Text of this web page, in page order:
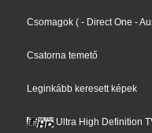
Csomagok (- Direct One -
Csatorna temető
Leginkább keresett képek
Ultra High Definition